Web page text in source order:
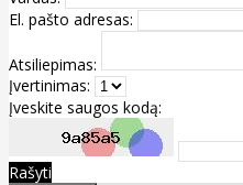
El. pašto adresas:
Atsiliepimas:
Įvertinimas:
Įveskite saugos kodą:
Rašyti